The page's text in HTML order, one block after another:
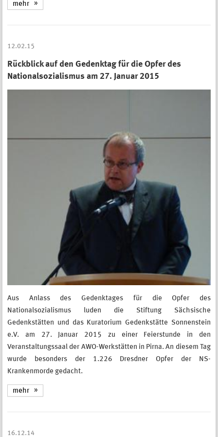
mehr
12.02.15
Rückblick auf den Gedenktag für die Opfer des
Nationalsozialismus am 27. Januar 2015
Aus Anlass des Gedenktages für die Opfer des
Nationalsozialismus luden die Stiftung Sächsische
Gedenkstätten und das Kuratorium Gedenkstätte Sonnenstein
e.V. am 27. Januar 2015 zu einer Feierstunde in den
Veranstaltungssaal der AWO-Werkstätten in Pirna. An diesem Tag
wurde besonders der 1.226 Dresdner Opfer der NS-
Krankenmorde gedacht.
mehr
16.12.14